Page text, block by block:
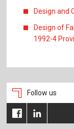
Design and
Design of
1992-4
Follow us